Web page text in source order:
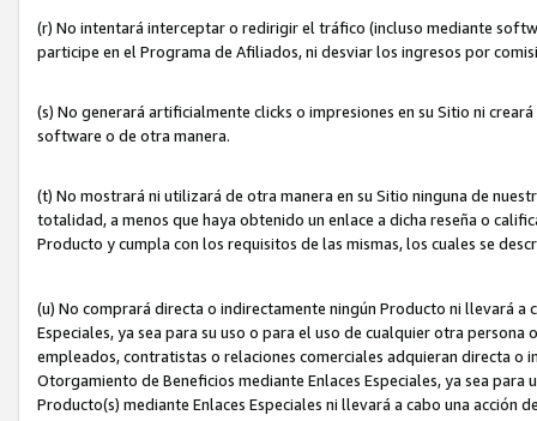
(r) No intentará interceptar o redirigir el tráfico (incluso mediante
participe en el Programa de Afiliados, ni desviar los ingresos por
(s) No generará artificialmente clicks o impresiones en su Sitio ni
software o de otra manera.
(t) No mostrará ni utilizará de otra manera en su Sitio ninguna de
totalidad, a menos que haya obtenido un enlace a dicha reseña o
Producto y cumpla con los requisitos de las mismas, los cuales se
(u) No comprará directa o indirectamente ningún Producto ni llevará a
Especiales, ya sea para su uso o para el uso de cualquier otra
empleados, contratistas o relaciones comerciales adquieran directa o
Otorgamiento de Beneficios mediante Enlaces Especiales, ya sea
Producto(s) mediante Enlaces Especiales ni llevará a cabo una